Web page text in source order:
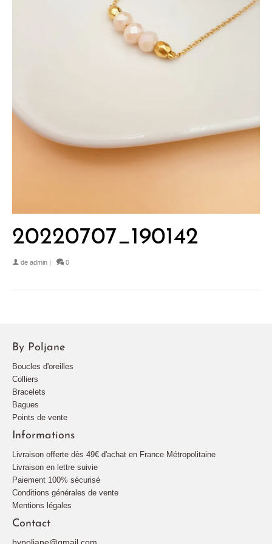
20220707_190142
de admin | 0
By Poljane
Boucles d'oreilles
Colliers
Bracelets
Bagues
Points de vente
Informations
Livraison offerte dès 49€ d'achat en France Métropolitaine
Livraison en lettre suivie
Paiement 100% sécurisé
Conditions générales de vente
Mentions légales
Contact
bypoljane@gmail.com